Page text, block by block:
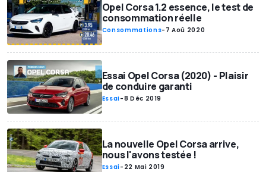
Opel Corsa 1.2 essence, le test de
consommation réelle
Consommations- 7 Aoû 2020
Essai Opel Corsa (2020) - Plaisir
de conduire garanti
Essai-8 Déc 2019
La nouvelle Opel Corsa arrive,
nous l'avons testée !
Essai- 22 Mai 2019